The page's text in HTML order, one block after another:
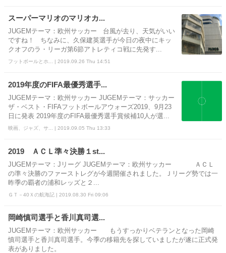
スーパーマリオのマリオカ...
JUGEMテーマ：欧州サッカー 台風が去り、天気がいい
ですね！ ちなみに、久保建英選手が今日の夜中にキッ
クオフのラ・リーガ第6節アトレティコ戦に先発す...
フットボールとホ... | 2019.09.26 Thu 14:51
2019年度のFIFA最優秀選手...
JUGEMテーマ：欧州サッカー JUGEMテーマ：サッカー
ザ・ベスト・FIFAフットボールアウォーズ2019、9月23
日に発表 2019年度のFIFA最優秀選手賞候補10人が選...
映画、ジャズ、サ... | 2019.09.05 Thu 13:33
2019 ＡＣＬ準々決勝１st...
JUGEMテーマ：Jリーグ JUGEMテーマ：欧州サッカー ＡＣＬ
の準々決勝のファーストレグが今週開催されました。Ｊリーグ勢では一
昨季の覇者の浦和レッズと２...
ＧＴ－40Ｘの航海記 | 2019.08.30 Fri 09:06
岡崎慎司選手と香川真司選...
JUGEMテーマ：欧州サッカー もうすっかりベテランとなった岡崎
慎司選手と香川真司選手。今季の移籍先を探していましたが遂に正式発
表がありました。